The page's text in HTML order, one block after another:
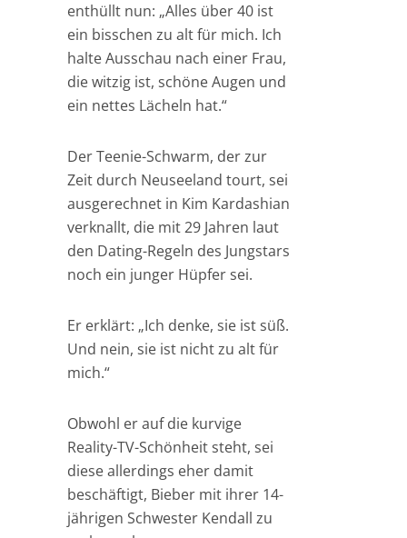
enthüllt nun: „Alles über 40 ist
ein bisschen zu alt für mich. Ich
halte Ausschau nach einer Frau,
die witzig ist, schöne Augen und
ein nettes Lächeln hat.“
Der Teenie-Schwarm, der zur
Zeit durch Neuseeland tourt, sei
ausgerechnet in Kim Kardashian
verknallt, die mit 29 Jahren laut
den Dating-Regeln des Jungstars
noch ein junger Hüpfer sei.
Er erklärt: „Ich denke, sie ist süß.
Und nein, sie ist nicht zu alt für
mich.“
Obwohl er auf die kurvige
Reality-TV-Schönheit steht, sei
diese allerdings eher damit
beschäftigt, Bieber mit ihrer 14-
jährigen Schwester Kendall zu